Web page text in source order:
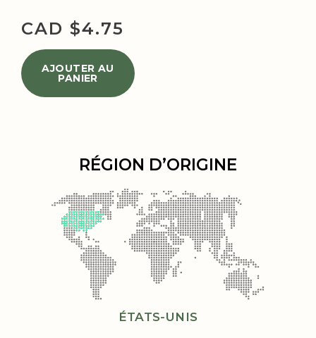
CAD $4.75
AJOUTER AU
PANIER
RÉGION D’ORIGINE
ÉTATS-UNIS